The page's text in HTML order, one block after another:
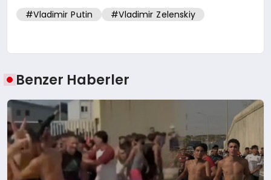
#Vladimir Putin #Vladimir Zelenskiy
Benzer Haberler